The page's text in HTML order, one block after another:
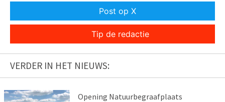
Post op X
Tip de redactie
VERDER IN HET NIEUWS:
Opening Natuurbegraafplaats